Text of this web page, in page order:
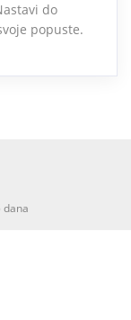
do
popuste.
dana